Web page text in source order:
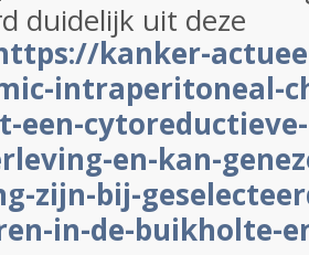
duidelijk uit deze
kanker-
intraperitoneal-
een-
en-kan-
zijn-bij-
in-de-buikholte-